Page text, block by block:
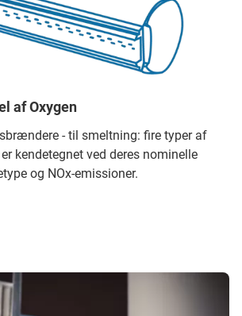
af Oxygen
- til smeltning: fire typer af
kendetegnet ved deres nominelle
og NOx-emissioner.